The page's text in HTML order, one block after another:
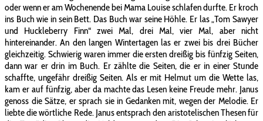
oder wenn er am Wochenende bei Mama Louise schlafen durfte. Er kroch
ins Buch wie in sein Bett. Das Buch war seine Höhle. Er las „Tom Sawyer
und Huckleberry Finn“ zwei Mal, drei Mal, vier Mal, aber nicht
hintereinander. An den langen Wintertagen las er zwei bis drei Bücher
gleichzeitig. Schwierig waren immer die ersten dreißig bis fünfzig Seiten,
dann war er drin im Buch. Er zählte die Seiten, die er in einer Stunde
schaffte, ungefähr dreißig Seiten. Als er mit Helmut um die Wette las,
kam er auf fünfzig, aber da machte das Lesen keine Freude mehr. Janus
genoss die Sätze, er sprach sie in Gedanken mit, wegen der Melodie. Er
liebte die wörtliche Rede. Janus entsprach den aristotelischen Thesen für